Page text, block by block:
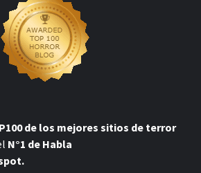
de los mejores sitios de terror
N°1 de Habla